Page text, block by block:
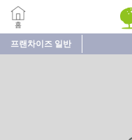
프랜차이즈 일반